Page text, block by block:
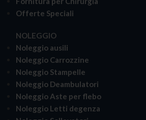
Offerte Speciali
NOLEGGIO
Noleggio ausili
Noleggio Carrozzine
Noleggio Stampelle
Noleggio Deambulatori
Noleggio Aste per flebo
Noleggio Letti degenza